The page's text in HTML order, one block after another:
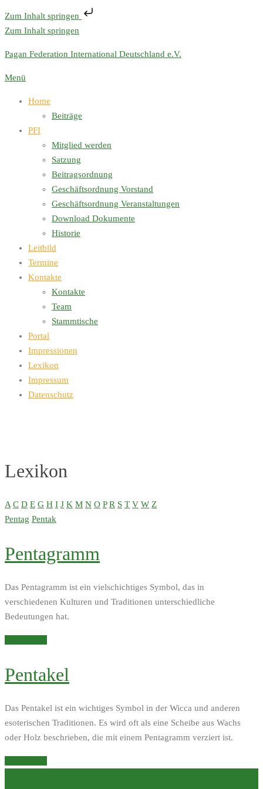
Zum Inhalt springen
Zum Inhalt springen
Pagan Federation International Deutschland e.V.
Menü
Home
Beiträge
PFI
Mitglied werden
Satzung
Beitragsordnung
Geschäftsordnung Vorstand
Geschäftsordnung Veranstaltungen
Download Dokumente
Historie
Leitbild
Termine
Kontakte
Kontakte
Team
Stammtische
Portal
Impressionen
Lexikon
Impressum
Datenschutz
Lexikon
A C D E G H I J K M N O P R S T V W Z
Pentag Pentak
Pentagramm
Das Pentagramm ist ein vielschichtiges Symbol, das in
verschiedenen Kulturen und Traditionen unterschiedliche
Bedeutungen hat.
Pentakel
Das Pentakel ist ein wichtiges Symbol in der Wicca und anderen
esoterischen Traditionen. Es wird oft als eine Scheibe aus Wachs
oder Holz beschrieben, die mit einem Pentagramm verziert ist.